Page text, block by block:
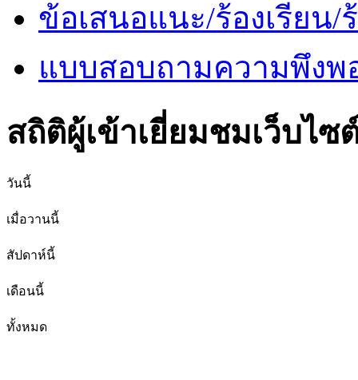
ข้อเสนอแนะ/ร้องเรียน/
แบบสอบถามความพึงพ
สถิติผู้เข้าเยี่ยมชมเว็บไซ
วันนี้
เมื่อวานนี้
สัปดาห์นี้
เดือนนี้
ทั้งหมด